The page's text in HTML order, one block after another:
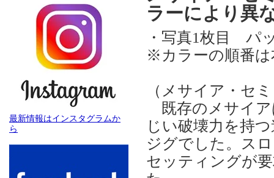
最新情報はインスタグラムか
ら
ラーにより異
・写真1枚目 パ
※カラーの順番
（メサイア・セ
既存のメサイア
じい破壊力を持
ジグでした。ス
セッティングが